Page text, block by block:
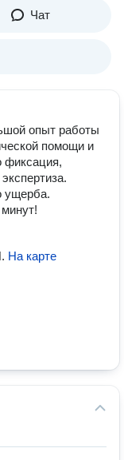
Чат
опыт работы
помощи и
фиксация,
ущерба.
. На карте